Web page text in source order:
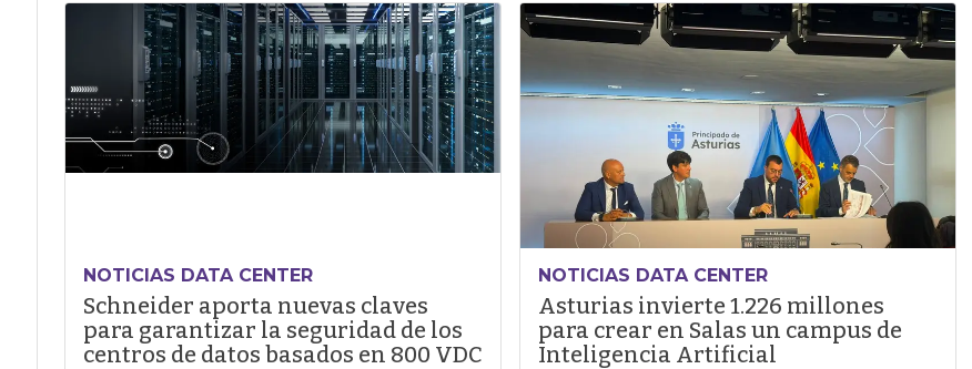
NOTICIAS DATA CENTER
Schneider aporta nuevas claves
para garantizar la seguridad de los
centros de datos basados en 800 VDC
NOTICIAS DATA CENTER
Asturias invierte 1.226 millones
para crear en Salas un campus de
Inteligencia Artificial